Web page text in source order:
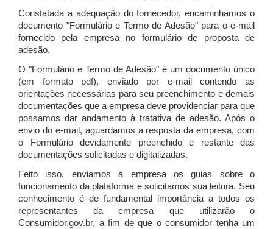
Constatada a adequação do fornecedor, encaminhamos o
documento "Formulário e Termo de Adesão" para o e-mail
fornecido pela empresa no formulário de proposta de
adesão.
O "Formulário e Termo de Adesão" é um documento único
(em formato pdf), enviado por e-mail contendo as
orientações necessárias para seu preenchimento e demais
documentações que a empresa deve providenciar para que
possamos dar andamento à tratativa de adesão. Após o
envio do e-mail, aguardamos a resposta da empresa, com
o Formulário devidamente preenchido e restante das
documentações solicitadas e digitalizadas.
Feito isso, enviamos à empresa os guias sobre o
funcionamento da plataforma e solicitamos sua leitura. Seu
conhecimento é de fundamental importância a todos os
representantes da empresa que utilizarão o
Consumidor.gov.br, a fim de que o consumidor tenha um